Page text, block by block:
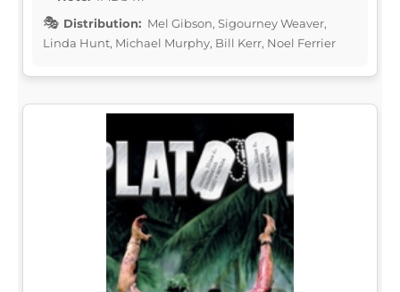
Distribution: Mel Gibson, Sigourney Weaver,
Linda Hunt, Michael Murphy, Bill Kerr, Noel Ferrier